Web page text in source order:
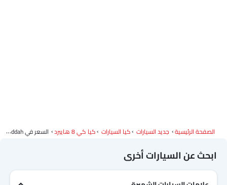
الصفحة الرئيسية جديد السيارات كيا السيارات كيا كي 8 هايبرد السعر في Jeddah
ابحث عن السيارات أخرى